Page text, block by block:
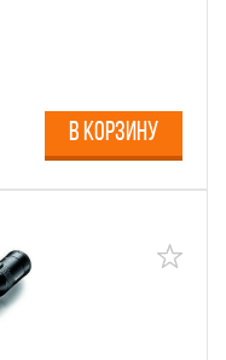
В КОРЗИНУ